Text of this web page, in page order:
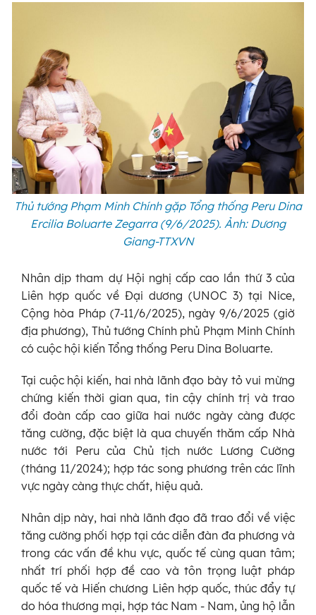
Thủ tướng Phạm Minh Chính gặp Tổng thống Peru Dina
Ercilia Boluarte Zegarra (9/6/2025). Ảnh: Dương
Giang-TTXVN
Nhân dịp tham dự Hội nghị cấp cao lần thứ 3 của
Liên hợp quốc về Đại dương (UNOC 3) tại Nice,
Cộng hòa Pháp (7-11/6/2025), ngày 9/6/2025 (giờ
địa phương), Thủ tướng Chính phủ Phạm Minh Chính
có cuộc hội kiến Tổng thống Peru Dina Boluarte.
Tại cuộc hội kiến, hai nhà lãnh đạo bày tỏ vui mừng
chứng kiến thời gian qua, tin cậy chính trị và trao
đổi đoàn cấp cao giữa hai nước ngày càng được
tăng cường, đặc biệt là qua chuyến thăm cấp Nhà
nước tới Peru của Chủ tịch nước Lương Cường
(tháng 11/2024); hợp tác song phương trên các lĩnh
vực ngày càng thực chất, hiệu quả.
Nhân dịp này, hai nhà lãnh đạo đã trao đổi về việc
tăng cường phối hợp tại các diễn đàn đa phương và
trong các vấn đề khu vực, quốc tế cùng quan tâm;
nhất trí phối hợp đề cao và tôn trọng luật pháp
quốc tế và Hiến chương Liên hợp quốc, thúc đẩy tự
do hóa thương mại, hợp tác Nam - Nam, ủng hộ lẫn